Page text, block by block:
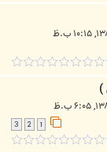
3